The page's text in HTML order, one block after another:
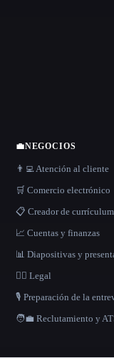
💼NEGOCIOS
👨‍💻 Atención al cliente
🛒 Comercio electrónico
📋 Creador de
📈 Cuentas y finanzas
📊 Diapositivas y
👩‍⚖️ Legal
🎙️ Preparación de la
🧑‍💼 Reclutamiento y